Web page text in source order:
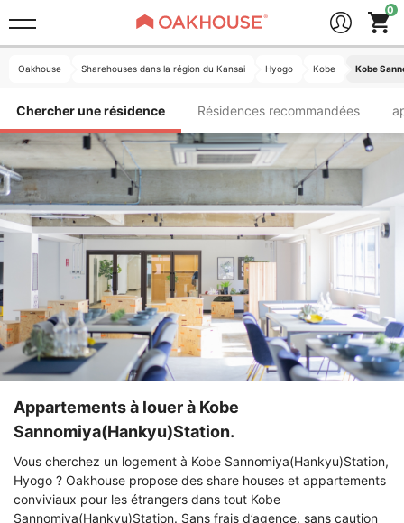
Oakhouse Sharehouses dans la région du Kansai Hyogo Kobe Kobe
Chercher une résidence Résidences recommandées
Appartements à louer à Kobe
Sannomiya(Hankyu)Station.
Vous cherchez un logement à Kobe Sannomiya(Hankyu)Station,
Hyogo ? Oakhouse propose des share houses et appartements
conviviaux pour les étrangers dans tout Kobe
Sannomiya(Hankyu)Station. Sans frais d’agence, sans caution